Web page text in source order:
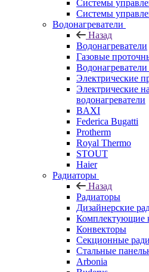
Системы
Системы
Водонагреватели
Назад
Водонагреватели
Газовые
Электрические
Электрические
водонагреватели
BAXI
Federica Bugatti
Protherm
Royal Thermo
STOUT
Haier
Радиаторы
Назад
Радиаторы
Дизайнерские
Комплектующие
Конвекторы
Секционные
Стальные
Arbonia